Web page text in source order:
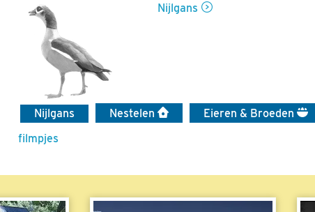
Nijlgans
Nijlgans Nestelen Eieren & Broeden
filmpjes